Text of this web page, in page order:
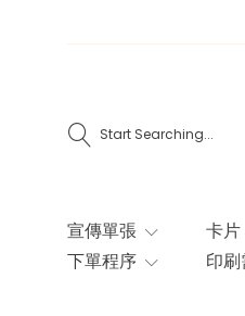
Start Searching...
宣傳單張 卡片
下單程序
印